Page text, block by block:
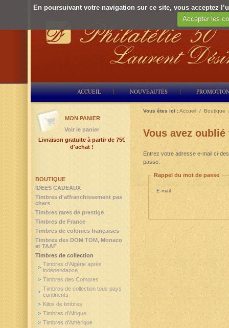
En poursuivant votre navigation sur ce site, vous acceptez
Accepter les
ACCUEIL NOUVEAUTÉS
Vous êtes ici :Accueil / Boutique
Vous avez
Entrez votre adresse e-mail ci-
passe.
Rappel du mot de passe
E-mail
BOUTIQUE
IDEES CADEAUX
Timbres d'affranchissement pas
chers
Timbres rares de prestige
Timbres de France
Timbres de colonies françaises
Timbres des DOM TOM, Monaco
et TAAF
Timbres de collection
Timbres d'Algérie après
indépendance
Timbres des Comores
Timbres de collection tous pays
continents
Kilos de timbres
Timbres d'Afrique
Timbres d'Amérique
MON PANIER
Voir le panier
Livraison gratuite à partir de 75€
d'achat !